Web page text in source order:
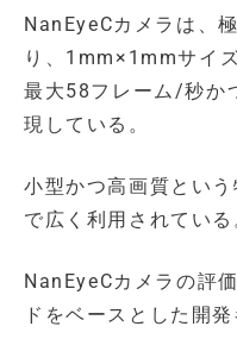
NanEyeCカメラは、
り、1mm×1mmサイ
最大58フレーム/秒か
現している。
小型かつ高画質とい
で広く利用されている
NanEyeCカメラの評
ドをベースとした開